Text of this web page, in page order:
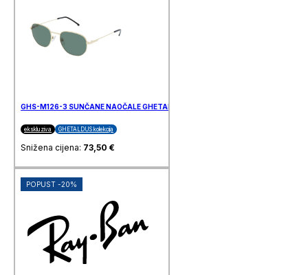
GHS-M126-3 SUNČANE NAOČALE GHETALDUS
ekskluziva GHETALDUS kolekcija
Snižena cijena: 73,50 €
POPUST -20%